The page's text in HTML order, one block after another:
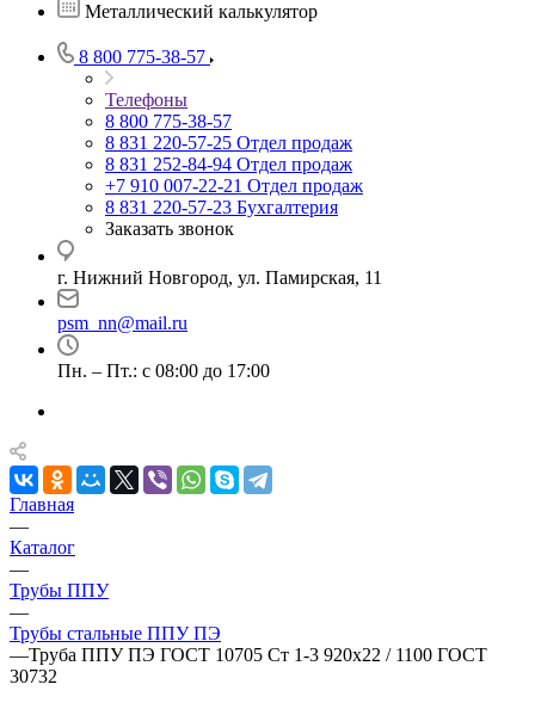
Металлический калькулятор
8 800 775-38-57
Телефоны
8 800 775-38-57
8 831 220-57-25 Отдел продаж
8 831 252-84-94 Отдел продаж
+7 910 007-22-21 Отдел продаж
8 831 220-57-23 Бухгалтерия
Заказать звонок
г. Нижний Новгород, ул. Памирская, 11
psm_nn@mail.ru
Пн. – Пт.: с 08:00 до 17:00
Главная
—
Каталог
—
Трубы ППУ
—
Трубы стальные ППУ ПЭ
—Труба ППУ ПЭ ГОСТ 10705 Ст 1-3 920x22 / 1100 ГОСТ
30732